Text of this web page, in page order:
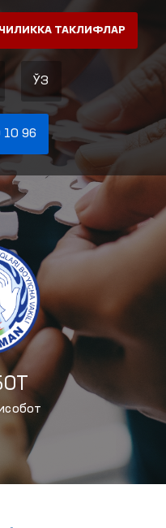
ТАКЛИФЛАР
ЎЗ
10 96